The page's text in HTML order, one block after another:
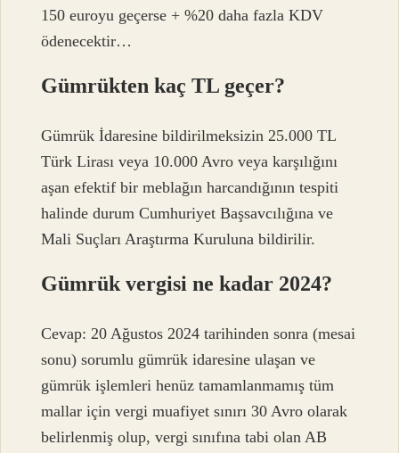
150 euroyu geçerse + %20 daha fazla KDV
ödenecektir…
Gümrükten kaç TL geçer?
Gümrük İdaresine bildirilmeksizin 25.000 TL
Türk Lirası veya 10.000 Avro veya karşılığını
aşan efektif bir meblağın harcandığının tespiti
halinde durum Cumhuriyet Başsavcılığına ve
Mali Suçları Araştırma Kuruluna bildirilir.
Gümrük vergisi ne kadar 2024?
Cevap: 20 Ağustos 2024 tarihinden sonra (mesai
sonu) sorumlu gümrük idaresine ulaşan ve
gümrük işlemleri henüz tamamlanmamış tüm
mallar için vergi muafiyet sınırı 30 Avro olarak
belirlenmiş olup, vergi sınıfına tabi olan AB